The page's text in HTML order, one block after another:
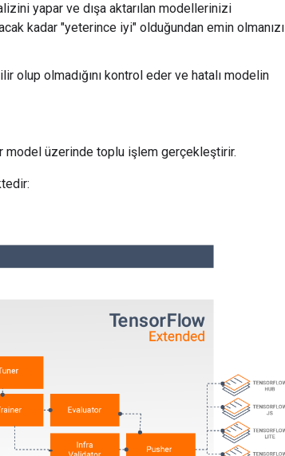
yapar ve dışa aktarılan modellerinizi
kadar "yeterince iyi" olduğundan emin olmanızı
olup olmadığını kontrol eder ve hatalı modelin
model üzerinde toplu işlem gerçekleştirir.